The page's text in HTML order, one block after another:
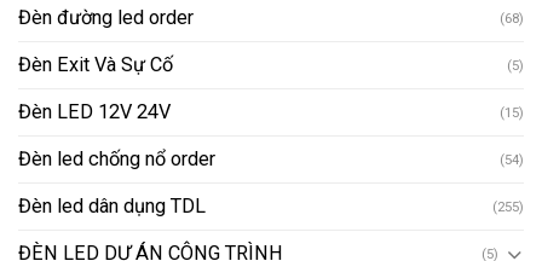
Đèn đường led order (68)
Đèn Exit Và Sự Cố (5)
Đèn LED 12V 24V (15)
Đèn led chống nổ order (54)
Đèn led dân dụng TDL (255)
ĐÈN LED DỰ ÁN CÔNG TRÌNH (5)